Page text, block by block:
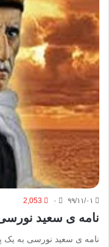
۹۹/۱۱/۰۱ ۰ 2,053
نامه ی سعید
نامه ی سعید نورسی به یک